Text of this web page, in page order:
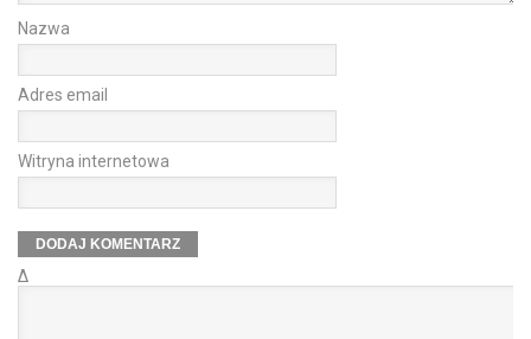
Nazwa
Adres email
Witryna internetowa
Δ